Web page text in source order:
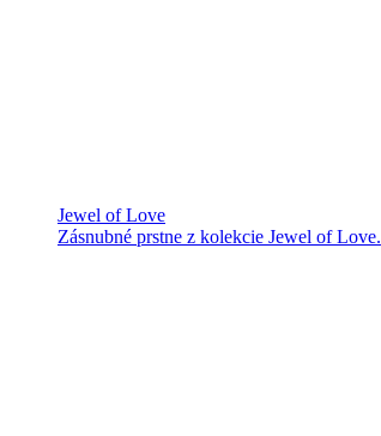
Jewel of Love
Zásnubné prstne z kolekcie Jewel of Love.